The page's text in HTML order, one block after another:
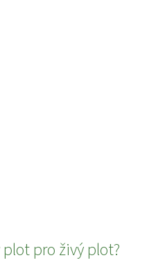
plot pro živý plot?